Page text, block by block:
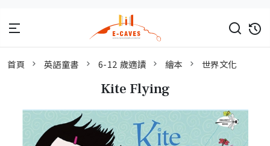
首頁 英語童書 6-12 歲適讀 繪本 世界文化
Kite Flying